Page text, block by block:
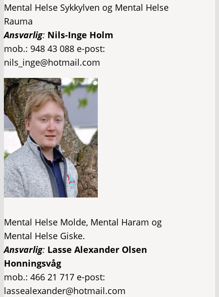
Mental Helse Sykkylven og Mental Helse
Rauma ​
Ansvarlig: Nils-Inge Holm
​mob.: 948 43 088 e-post:
nils_inge@hotmail.com
Mental Helse Molde, Mental Haram og
Mental Helse Giske.​
Ansvarlig: Lasse Alexander Olsen
Honningsvåg
mob.: 466 21 717 e-post:
lassealexander@hotmail.com